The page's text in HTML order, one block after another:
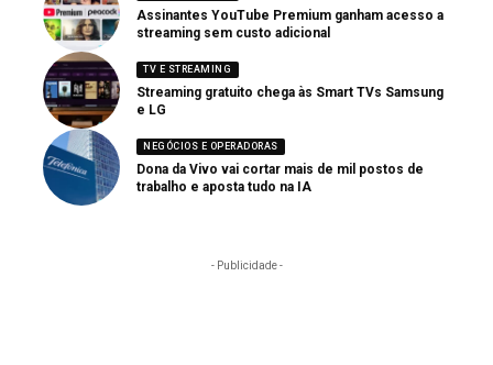
Assinantes YouTube Premium ganham acesso a
streaming sem custo adicional
TV E STREAMING
Streaming gratuito chega às Smart TVs Samsung
e LG
NEGÓCIOS E OPERADORAS
Dona da Vivo vai cortar mais de mil postos de
trabalho e aposta tudo na IA
- Publicidade -